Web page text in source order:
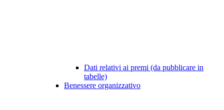
Dati relativi ai premi (da pubblicare in
tabelle)
Benessere organizzativo